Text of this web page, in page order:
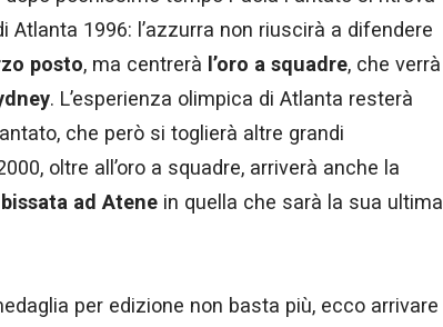
1996: l’azzurra non riuscirà a difendere
posto, ma centrerà l’oro a squadre, che verrà
. L’esperienza olimpica di Atlanta resterà
che però si toglierà altre grandi
oltre all’oro a squadre, arriverà anche la
bissata ad Atene in quella che sarà la sua ultima
per edizione non basta più, ecco arrivare